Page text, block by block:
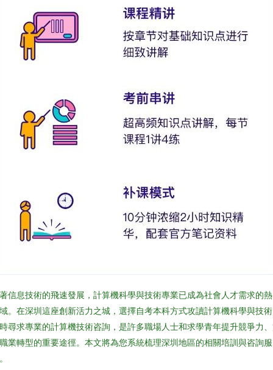
信息技術的飛速發展，計算機科學與技術專業已成為社會人才需求的
。在深圳這座創新活力之城，選擇自考本科方式攻讀計算機科學與技
尋求專業的計算機技術咨詢，是許多職場人士和求學青年提升競爭力
業轉型的重要途徑。本文將為您系統梳理深圳地區的相關培訓與咨詢服